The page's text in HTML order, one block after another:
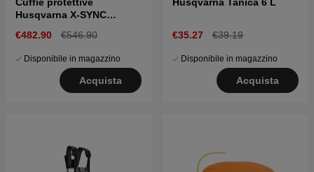
Cuffie protettive
Husqvarna X-SYNC
€482.90 €546.90
Disponibile in magazzino
Acquista
Husqvarna Tanica 6 L
€35.27 €39.19
Disponibile in magazzino
Acquista